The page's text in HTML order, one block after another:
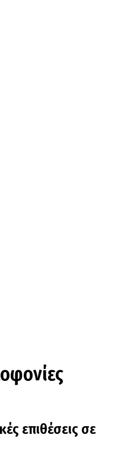
επιθέσεις σε